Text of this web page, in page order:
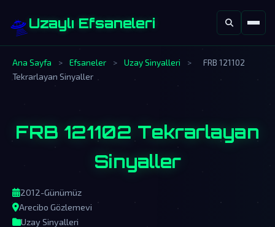
🛸Uzaylı Efsaneleri
Ana Sayfa > Efsaneler > Uzay Sinyalleri >
FRB 121102
Tekrarlayan Sinyaller
FRB 121102 Tekrarlayan
Sinyaller
2012-Günümüz
Arecibo Gözlemevi
Uzay Sinyalleri